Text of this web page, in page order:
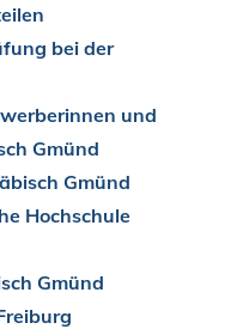
bei der
und
Gmünd
Gmünd
Hochschule
Gmünd